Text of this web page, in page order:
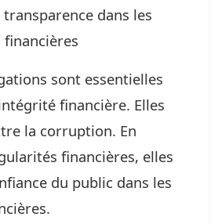
dans les
sont essentielles
financière. Elles
la corruption. En
financières, elles
du public dans les